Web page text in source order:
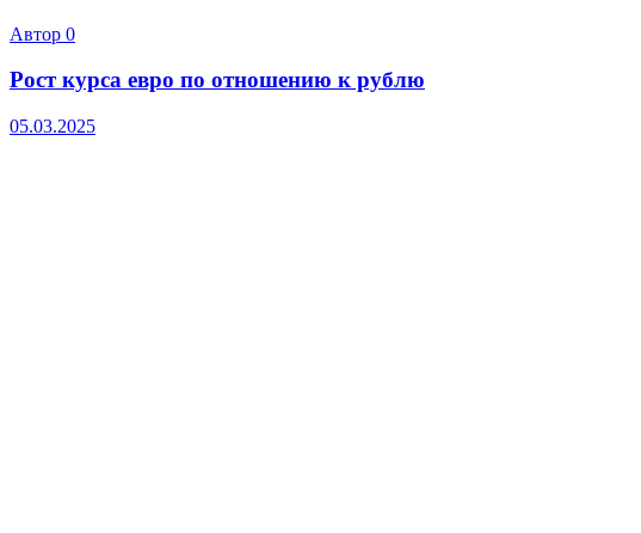
Автор 0
Рост курса евро по отношению к рублю
05.03.2025